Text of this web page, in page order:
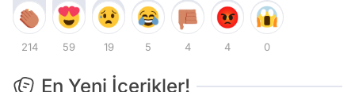
214 59 19 5 4 4 0
En Yeni İçerikler!